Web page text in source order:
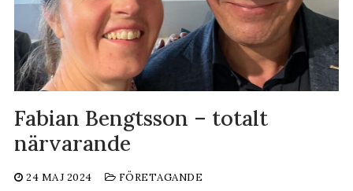
Fabian Bengtsson – totalt
närvarande
24 MAJ 2024 FÖRETAGANDE